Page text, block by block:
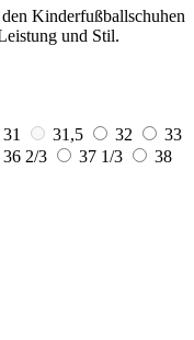
Kinderfußballschuhen
und Stil.
31 31,5 32
33
36 2/3 37 1/3
38